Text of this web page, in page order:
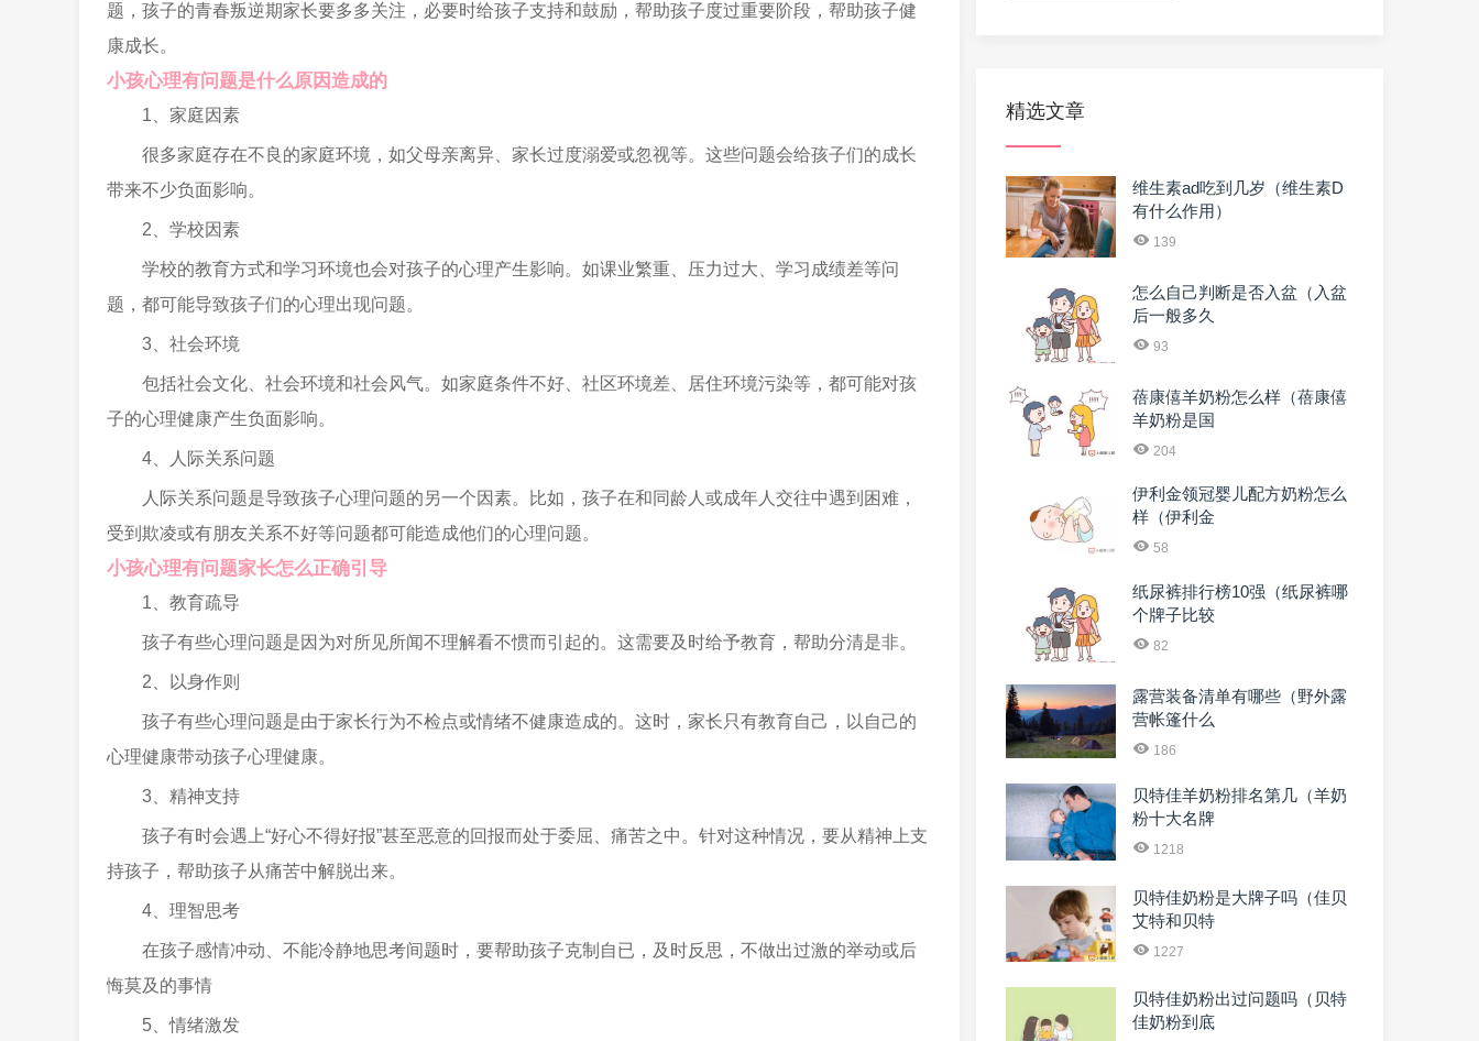
题，孩子的青春叛逆期家长要多多关注，必要时给孩子支持和鼓励，帮助孩子度过重要阶段，帮助孩子健
康成长。
小孩心理有问题是什么原因造成的
1、家庭因素
很多家庭存在不良的家庭环境，如父母亲离异、家长过度溺爱或忽视等。这些问题会给孩子们的成长
带来不少负面影响。
2、学校因素
学校的教育方式和学习环境也会对孩子的心理产生影响。如课业繁重、压力过大、学习成绩差等问
题，都可能导致孩子们的心理出现问题。
3、社会环境
包括社会文化、社会环境和社会风气。如家庭条件不好、社区环境差、居住环境污染等，都可能对孩
子的心理健康产生负面影响。
4、人际关系问题
人际关系问题是导致孩子心理问题的另一个因素。比如，孩子在和同龄人或成年人交往中遇到困难，
受到欺凌或有朋友关系不好等问题都可能造成他们的心理问题。
小孩心理有问题家长怎么正确引导
1、教育疏导
孩子有些心理问题是因为对所见所闻不理解看不惯而引起的。这需要及时给予教育，帮助分清是非。
2、以身作则
孩子有些心理问题是由于家长行为不检点或情绪不健康造成的。这时，家长只有教育自己，以自己的
心理健康带动孩子心理健康。
3、精神支持
孩子有时会遇上“好心不得好报”甚至恶意的回报而处于委屈、痛苦之中。针对这种情况，要从精神上支
持孩子，帮助孩子从痛苦中解脱出来。
4、理智思考
在孩子感情冲动、不能冷静地思考间题时，要帮助孩子克制自已，及时反思，不做出过激的举动或后
悔莫及的事情
5、情绪激发
精选文章
维生素ad吃到几岁（维生素D
有什么作用）
139
怎么自己判断是否入盆（入盆
后一般多久
93
蓓康僖羊奶粉怎么样（蓓康僖
羊奶粉是国
204
伊利金领冠婴儿配方奶粉怎么
样（伊利金
58
纸尿裤排行榜10强（纸尿裤哪
个牌子比较
82
露营装备清单有哪些（野外露
营帐篷什么
186
贝特佳羊奶粉排名第几（羊奶
粉十大名牌
1218
贝特佳奶粉是大牌子吗（佳贝
艾特和贝特
1227
贝特佳奶粉出过问题吗（贝特
佳奶粉到底